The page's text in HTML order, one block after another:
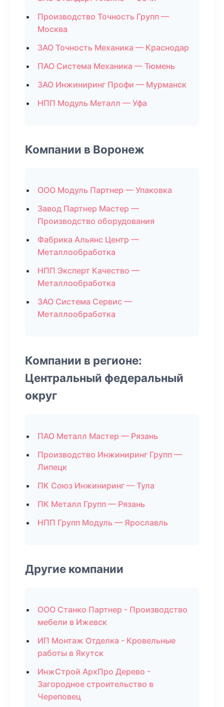
Производство Точность Групп —
Москва
ЗАО Точность Механика — Краснодар
ПАО Система Механика — Тюмень
ЗАО Инжиниринг Профи — Мурманск
НПП Модуль Металл — Уфа
Компании в Воронеж
ООО Модуль Партнер — Упаковка
Завод Партнер Мастер —
Производство оборудования
Фабрика Альянс Центр —
Металлообработка
НПП Эксперт Качество —
Металлообработка
ЗАО Система Сервис —
Металлообработка
Компании в регионе:
Центральный федеральный
округ
ПАО Металл Мастер — Рязань
Производство Инжиниринг Групп —
Липецк
ПК Союз Инжиниринг — Тула
ПК Металл Групп — Рязань
НПП Групп Модуль — Ярославль
Другие компании
ООО Станко Партнер - Производство
мебели в Ижевск
ИП Монтаж Отделка - Кровельные
работы в Якутск
ИнжСтрой АрхПро Дерево -
Загородное строительство в
Череповец